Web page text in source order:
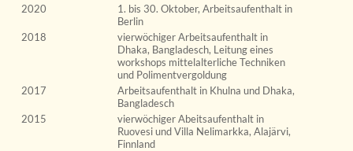
2020
1. bis 30. Oktober, Arbeitsaufenthalt in
Berlin
2018
vierwöchiger Arbeitsaufenthalt in
Dhaka, Bangladesch, Leitung eines
workshops mittelalterliche Techniken
und Polimentvergoldung
2017
Arbeitsaufenthalt in Khulna und Dhaka,
Bangladesch
2015
vierwöchiger Abeitsaufenthalt in
Ruovesi und Villa Nelimarkka, Alajärvi,
Finnland